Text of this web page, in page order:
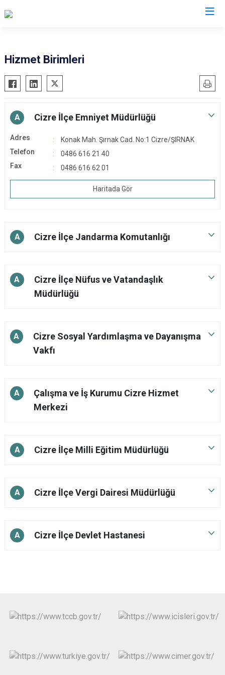
Beytüşşebap
Cizre
Güçlükonak
Silopi
Uludere
Hizmet Birimleri
A Cizre İlçe Emniyet Müdürlüğü
Adres
Konak Mah. Şırnak Cad. No:1 Cizre/ŞIRNAK
Telefon
0486 616 21 40
Fax
0486 616 62 01
Haritada Gör
A Cizre İlçe Jandarma Komutanlığı
A
Cizre İlçe Nüfus ve Vatandaşlık
Müdürlüğü
A
Cizre Sosyal Yardımlaşma ve Dayanışma
Vakfı
A
Çalışma ve İş Kurumu Cizre Hizmet
Merkezi
A Cizre İlçe Milli Eğitim Müdürlüğü
A Cizre İlçe Vergi Dairesi Müdürlüğü
A Cizre İlçe Devlet Hastanesi